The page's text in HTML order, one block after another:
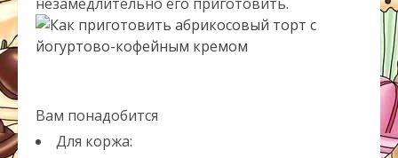
Вам понадобится
Для коржа: